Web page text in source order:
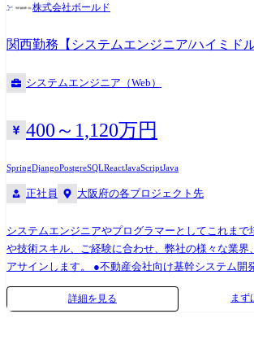
務等、幅広い開発案件をご用意しております。 ￭業
ジニアとして多彩な経験を積める環境です 【プロジェクトのアサイン】
エンジニアは上司・営業担当との定期的な面談を通
アプランを伝える場があります。 タイミングや状況
事例 ￭ヒーリング・ミュージックアプリ開発 ・テク
Native、PHP(Laravel)、クラウドインフラ(AWS) ・対
JavaScript、Python、AWSマイクロサービス構成 ・
クト ・テクノロジー:Java SpringとStrutsからSpring
刷新 ・対応フェーズ:要件定義、設計、実装、単体
株式会社ボールド
関西勤務【システムエンジニア/ハイミド
システムエンジニア（Web）
400～1,120万円
SpringDjangoPostgreSQLReactJavaScriptJava
正社員 大阪府の各プロジェクト先
システムエンジニアやプログラマーとしてこれまで
や技術スキル、ご経験に合わせ、弊社の様々な業界
アサインします。 ●不動産会社向け基幹システム開発
(Java/Spring/React/PostgreSQL/AWS) ●保険会社向け
発(Python/Django/JavaScript/MySQL) ●損保業界の
詳細を見る まず